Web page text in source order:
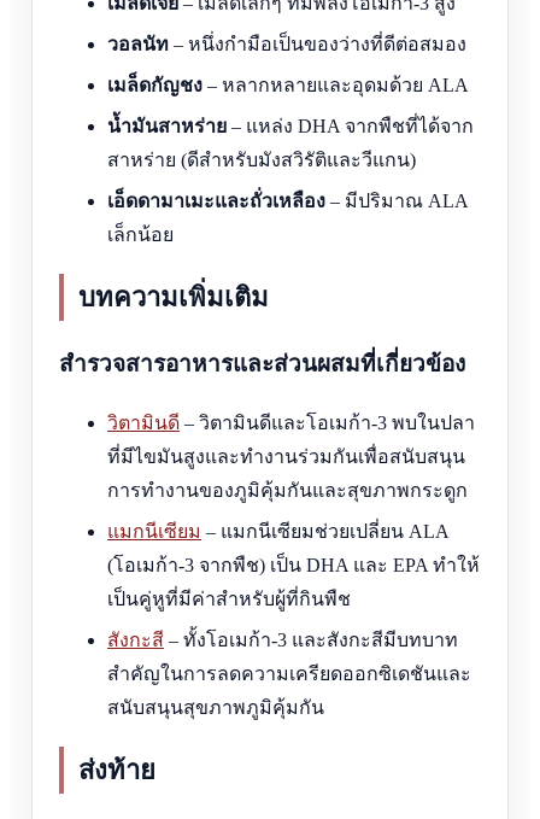
วอลนัท – หนึ่งกำมือเป็นของว่างที่ดีต่อสมอง
เมล็ดกัญชง – หลากหลายและอุดมด้วย ALA
น้ำมันสาหร่าย – แหล่ง DHA จากพืชที่ได้จาก
สาหร่าย (ดีสำหรับมังสวิรัติและวีแกน)
เอ็ดดามาเมะและถั่วเหลือง – มีปริมาณ ALA
เล็กน้อย
บทความเพิ่มเติม
สำรวจสารอาหารและส่วนผสมที่เกี่ยวข้อง
วิตามินดี – วิตามินดีและโอเมก้า-3 พบในปลา
ที่มีไขมันสูงและทำงานร่วมกันเพื่อสนับสนุน
การทำงานของภูมิคุ้มกันและสุขภาพกระดูก
แมกนีเซียม – แมกนีเซียมช่วยเปลี่ยน ALA
(โอเมก้า-3 จากพืช) เป็น DHA และ EPA ทำให้
เป็นคู่หูที่มีค่าสำหรับผู้ที่กินพืช
สังกะสี – ทั้งโอเมก้า-3 และสังกะสีมีบทบาท
สำคัญในการลดความเครียดออกซิเดชันและ
สนับสนุนสุขภาพภูมิคุ้มกัน
ส่งท้าย